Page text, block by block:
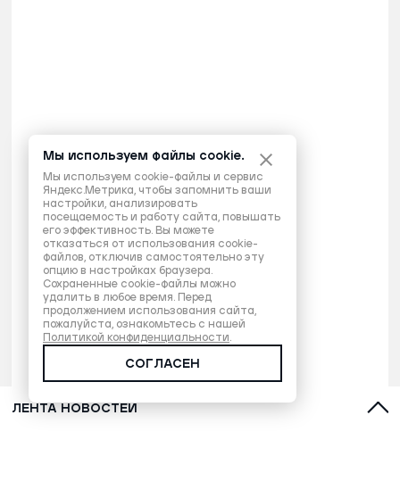
ЛЕНТА НОВОСТЕЙ
Мы используем файлы cookie.
Мы используем cookie-файлы и сервис
Яндекс.Метрика, чтобы запомнить ваши
настройки, анализировать
посещаемость и работу сайта, повышать
его эффективность. Вы можете
отказаться от использования cookie-
файлов, отключив самостоятельно эту
опцию в настройках браузера.
Сохраненные cookie-файлы можно
удалить в любое время. Перед
продолжением использования сайта,
пожалуйста, ознакомьтесь с нашей
Политикой конфиденциальности.
СОГЛАСЕН